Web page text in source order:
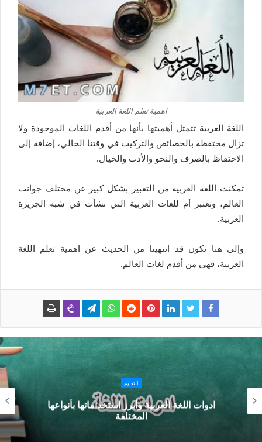
اهمية تعلم اللغة العربية
اللغة العربية تتمثل أهميتها بأنها من أقدم اللغات الموجودة ولا
تزال محتفظة بالخصائص والتركيب في وقتنا الحالي، إضافة إلى
الاحتفاظ بالصرف والنحو والأدب والخيال.
تمكنت اللغة العربية من التعبير بشكل كبير عن مختلف جوانب
العالم، وتعتبر أم للغات العربية التي نشأت في شبه الجزيرة
العربية.
وإلى هنا نكون قد انتهينا من الحديث عن اهمية تعلم اللغة
العربية، فهي من أقدم لغات العالم.
التعليم
ادوات اللغة العربية وأبرز استخداماتها بأنواعها
المختلفة